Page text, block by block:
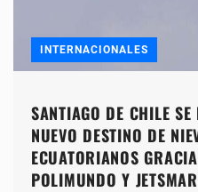
INTERNACIONALES
SANTIAGO DE CHILE
NUEVO DESTINO DE
ECUATORIANOS
POLIMUNDO Y